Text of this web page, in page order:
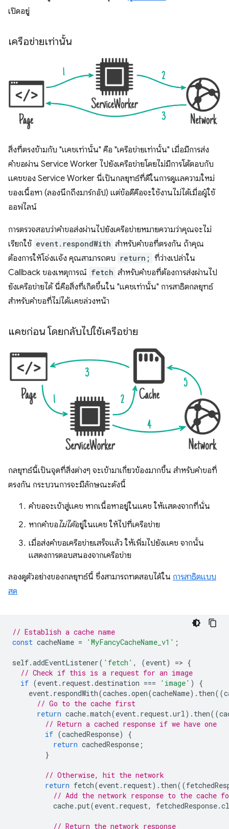
เปิดอยู่
เครือข่ายเท่านั้น
สิ่งที่ตรงข้ามกับ "แคชเท่านั้น" คือ "เครือข่ายเท่านั้น" เมื่อมีการส่ง
คำขอผ่าน Service Worker ไปยังเครือข่ายโดยไม่มีการโต้ตอบกับ
แคชของ Service Worker นี่เป็นกลยุทธ์ที่ดีในการดูแลความใหม่
ของเนื้อหา (ลองนึกถึงมาร์กอัป) แต่ข้อดีคือจะใช้งานไม่ได้เมื่อผู้ใช้
ออฟไลน์
การตรวจสอบว่าคำขอส่งผ่านไปยังเครือข่ายหมายความว่าคุณจะไม่
เรียกใช้ event.respondWith สำหรับคำขอที่ตรงกัน ถ้าคุณ
ต้องการให้โจ่งแจ้ง คุณสามารถตบ return; ที่ว่างเปล่าใน
Callback ของเหตุการณ์ fetch สำหรับคำขอที่ต้องการส่งผ่านไป
ยังเครือข่ายได้ นี่คือสิ่งที่เกิดขึ้นใน "แคชเท่านั้น" การสาธิตกลยุทธ์
สำหรับคำขอที่ไม่ได้แคชล่วงหน้า
แคชก่อน โดยกลับไปใช้เครือข่าย
กลยุทธ์นี้เป็นจุดที่สิ่งต่างๆ จะเข้ามาเกี่ยวข้องมากขึ้น สำหรับคำขอที่
ตรงกัน กระบวนการจะมีลักษณะดังนี้
คำขอจะเข้าสู่แคช หากเนื้อหาอยู่ในแคช ให้แสดงจากที่นั่น
หากคำขอไม่ได้อยู่ในแคช ให้ไปที่เครือข่าย
เมื่อส่งคำขอเครือข่ายเสร็จแล้ว ให้เพิ่มไปยังแคช จากนั้น
แสดงการตอบสนองจากเครือข่าย
ลองดูตัวอย่างของกลยุทธ์นี้ ซึ่งสามารถทดสอบได้ใน การสาธิตแบบ
สด
// Establish a cache name
const cacheName = 'MyFancyCacheName_v1' ;
self.addEventListener( 'fetch' , (event) => {
// Check if this is a request for an image
if (event . request .destination === 'image' )
{
event . respondWith(caches .open(cacheName). then((
// Go to the cache first
return cache.match(event . request .url ). then((
// Return a cached response if we have one
if (cachedResponse)
{
return cachedResponse ;
}
// Otherwise, hit the network
return fetch(event . request). then((
// Add the network response to the
cache.put(event . request, fetchedResponse.
// Return the network response